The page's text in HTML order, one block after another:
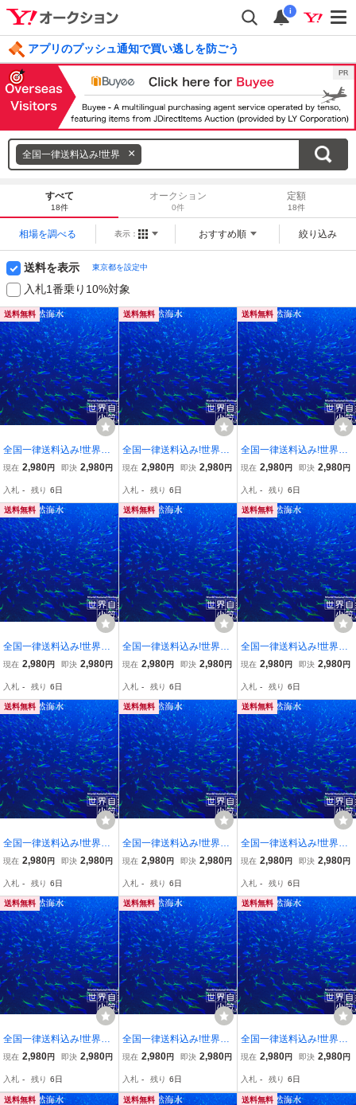
i
アプリのプッシュ通知で買い逃しを防ごう
毎日引けるくじ 今すぐ挑戦 ログイン
全国一律送料込み!世界
ー
ー
ド
を
すべて
18件
オークション
0件
定額
18件
相場を調べる 表示： おすすめ順 絞り込み
送料を表示 東京都を設定中
入札1番乗り10%対象
送料無料
全国一律送料込み!世界遺
産 小笠原諸島の天然海
現在 2,980円 即決 2,980円
入札 - 残り 6日
送料無料
全国一律送料込み!世界遺
産 小笠原諸島の天然海
現在 2,980円 即決 2,980円
入札 - 残り 6日
送料無料
全国一律送料込み!世界遺
産 小笠原諸島の天然海
現在 2,980円 即決 2,980円
入札 - 残り 6日
送料無料
全国一律送料込み!世界遺
産 小笠原諸島の天然海
リプが開く！
現在 2,980円 即決 2,980円
入札 - 残り 6日
送料無料
全国一律送料込み!世界遺
産 小笠原諸島の天然海
現在 2,980円 即決 2,980円
入札 - 残り 6日
送料無料
全国一律送料込み!世界遺
産 小笠原諸島の天然海
現在 2,980円 即決 2,980円
入札 - 残り 6日
送料無料
全国一律送料込み!世界遺
産 小笠原諸島の天然海
現在 2,980円 即決 2,980円
入札 - 残り 6日
送料無料
全国一律送料込み!世界遺
産 小笠原諸島の天然海
あり！
現在 2,980円 即決 2,980円
入札 - 残り 6日
送料無料
全国一律送料込み!世界遺
産 小笠原諸島の天然海
現在 2,980円 即決 2,980円
入札 - 残り 6日
送料無料
全国一律送料込み!世界遺
産 小笠原諸島の天然海
現在 2,980円 即決 2,980円
入札 - 残り 6日
送料無料
全国一律送料込み!世界遺
産 小笠原諸島の天然海
現在 2,980円 即決 2,980円
入札 - 残り 6日
送料無料
全国一律送料込み!世界遺
産 小笠原諸島の天然海
が入っています
現在 2,980円 即決 2,980円
入札 - 残り 6日
送料無料 送料無料 送料無料